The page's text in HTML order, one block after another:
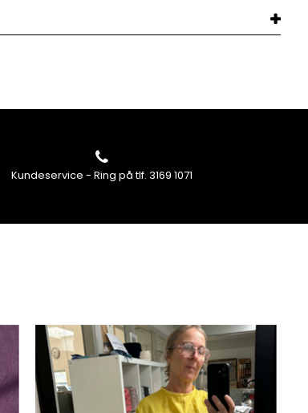
Kundeservice - Ring på tlf. 3169 1071